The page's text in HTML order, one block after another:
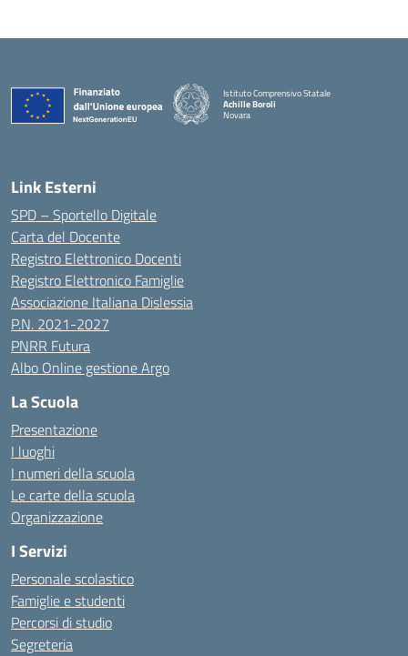
Istituto Comprensivo Statale
Achille Boroli
Novara
Link Esterni
SPD – Sportello Digitale
Carta del Docente
Registro Elettronico Docenti
Registro Elettronico Famiglie
Associazione Italiana Dislessia
P.N. 2021-2027
PNRR Futura
Albo Online gestione Argo
La Scuola
Presentazione
I luoghi
I numeri della scuola
Le carte della scuola
Organizzazione
I Servizi
Personale scolastico
Famiglie e studenti
Percorsi di studio
Segreteria